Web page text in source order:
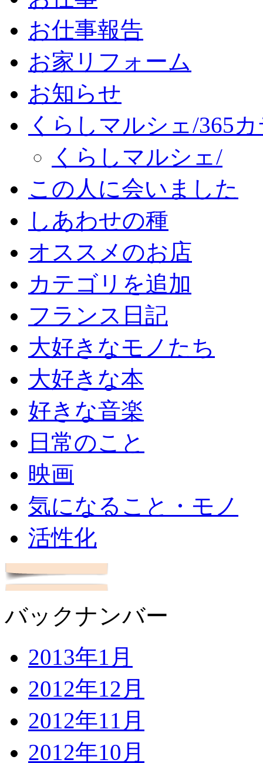
お仕事報告
お家リフォーム
お知らせ
くらしマルシェ/365
くらしマルシェ/
この人に会いました
しあわせの種
オススメのお店
カテゴリを追加
フランス日記
大好きなモノたち
大好きな本
好きな音楽
日常のこと
映画
気になること・モノ
活性化
バックナンバー
2013年1月
2012年12月
2012年11月
2012年10月